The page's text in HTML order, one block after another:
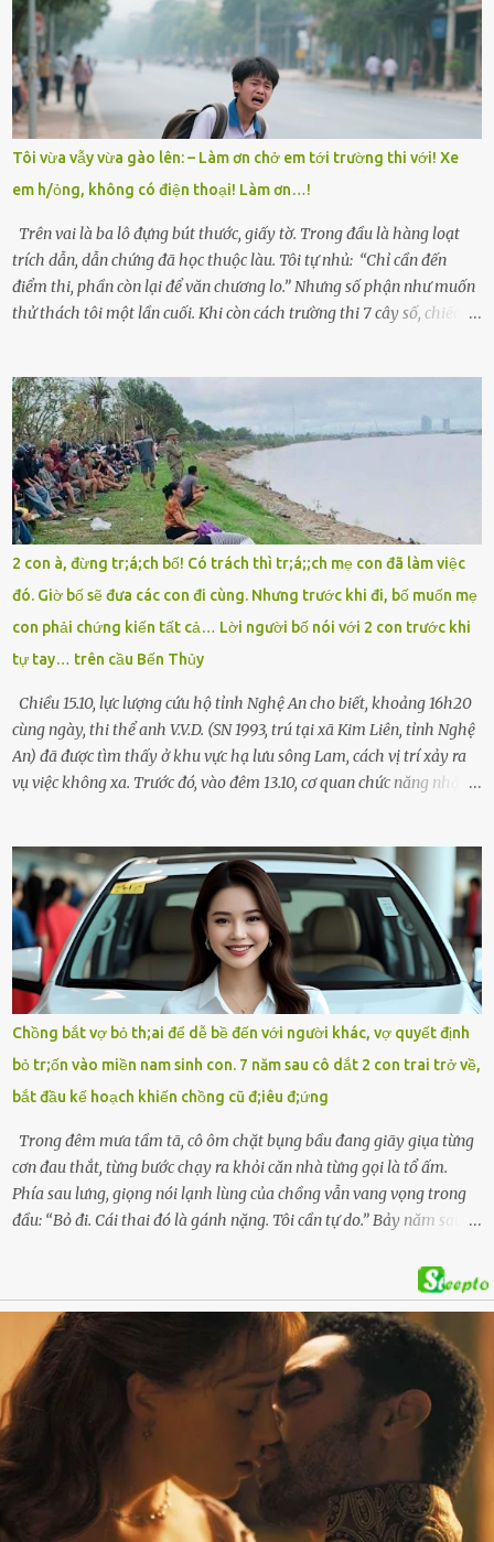
cụ Nguyễn Thị Đào – và cậu con trai cả là Trí, lúc đó mới chỉ 17 tuổi.
Trí là học sinh giỏi toàn huyện, học lớp 12 nhưng đã biết làm ruộng,
làm thuê, biết đi cày thuê từ 4h sáng rồi lại tất tả về đi học. Người
trong làng thương lắm, bảo: “Thằng Trí học giỏi mà hiền, sau này
nên ông này bà nọ đó!” Trí có ba cô em gái: Mai, Lan và Hương – ba
cái tên mẹ đặt lúc còn sống, mong tụi nhỏ sau này như hoa mai nở
giữa mùa đông. Nhưng hoa có đẹp mấy cũng cần đất màu, mà nhà
thì chỉ toàn đất sỏi đá và khốn khó. Năm đó, Trí đỗ Đại học Bách
Khoa Hà...
Tôi vừa vẫy vừa gào lên: – Làm ơn chở em tới trường thi với! Xe
em h/ỏng, không có điện thoại! Làm ơn…!
Trên vai là ba lô đựng bút thước, giấy tờ. Trong đầu là hàng loạt
trích dẫn, dẫn chứng đã học thuộc làu. Tôi tự nhủ: “Chỉ cần đến
điểm thi, phần còn lại để văn chương lo.” Nhưng số phận như muốn
thử thách tôi một lần cuối. Khi còn cách trường thi 7 cây số, chiếc xe
sực nhớ – điện thoại đang sạc, sáng nay quên mang theo! Giữa con
đường thưa thớt người qua lại, tôi hoảng loạn vẫy tay xin đi nhờ. –
Chú ơi, cháu đi thi, xe hỏng rồi! Làm ơn cho cháu đi nhờ với! – Cô ơi,
giúp cháu với, cháu không có điện thoại… Người thì lắc đầu. Người
thì tăng ga tránh xa như né một kẻ lừa đảo. Tôi gào lên giữa đường
như một kẻ mất trí. Vô ích. 6h10. Còn hơn 30 phút nữa. Trong đầu
tôi chỉ có một lựa chọn duy nhất: chạy. Tôi quăng xe vào vệ đường,
rút tờ giấy báo dự thi nhét túi áo, đeo ba lô và chạy . Chạy miết.
Chạy không ngừng. Qua ngã...
2 con à, đừng tr;á;ch bố! Có trách thì tr;á;;ch mẹ con đã làm việc
đó. Giờ bố sẽ đưa các con đi cùng. Nhưng trước khi đi, bố muốn mẹ
con phải chứng kiến tất cả… Lời người bố nói với 2 con trước khi
tự tay… trên cầu Bến Thủy
Chiều 15.10, lực lượng cứu hộ tỉnh Nghệ An cho biết, khoảng 16h20
cùng ngày, thi thể anh V.V.D. (SN 1993, trú tại xã Kim Liên, tỉnh Nghệ
An) đã được tìm thấy ở khu vực hạ lưu sông Lam, cách vị trí xảy ra
vụ việc không xa. Trước đó, vào đêm 13.10, cơ quan chức năng nhận
– rồi để lại xe máy trên cầu, ôm theo 2 con gái nhỏ nhảy xuống
sông. Người thân và hàng xóm ngóng chờ thông tin tìm kiếm 3 bố
con mất tích trên sông Lam sau vụ nhảy cầu. Ảnh: Hải Dương Tại
hiện trường, người dân phát hiện một chiếc xe máy mang biển kiểm
soát Nghệ An cùng hai chiếc cặp học sinh. Ngay trong đêm, lực
lượng chức năng phối hợp cùng các đội cứu hộ tình nguyện triển
khai tìm kiếm. Danh tính các nạn nhân được xác định là anh V.V.D.
và 2 con gái là cháu V.H.B. (SN 2020) và V.G.T. (SN 2021). Hai cháu là
con của anh D. và chị B.T.Y. (SN 1999). Lực lượng cứu hộ đã tiến hành
bàn giao t...
Chồng bắt vợ bỏ th;ai để dễ bề đến với người khác, vợ quyết định
bỏ tr;ốn vào miền nam sinh con. 7 năm sau cô dắt 2 con trai trở về,
bắt đầu kế hoạch khiến chồng cũ đ;iêu đ;ứng
Trong đêm mưa tầm tã, cô ôm chặt bụng bầu đang giãy giụa từng
cơn đau thắt, từng bước chạy ra khỏi căn nhà từng gọi là tổ ấm.
Phía sau lưng, giọng nói lạnh lùng của chồng vẫn vang vọng trong
đầu: “Bỏ đi. Cái thai đó là gánh nặng. Tôi cần tự do.” Bảy năm sau,
kế hoạch được chuẩn bị kỹ lưỡng để người đàn ông phản bội ấy
phải trả giá … Hà Nội, mùa thu năm 2018, cái lạnh len lỏi qua từng
khe cửa gỗ cũ kỹ. Trong một căn biệt thự sang trọng ở phố Tây Hồ,
Ngọc Anh ngồi lặng lẽ trên ghế sofa, tay đặt lên bụng – nơi hai sinh
linh bé bỏng đang lớn dần từng ngày. Cô chưa bao giờ nghĩ mình sẽ
phải sống trong sợ hãi khi mang thai, đặc biệt là sợ… chính chồng
mình. Trí – người chồng mà cô từng yêu đến mù quáng, đã không
còn là người đàn ông của ngày đầu. Thành đạt, quyền lực, nhưng
cũng dối trá và lạnh lùng. Gần đây, anh hay về muộn, thậm chí có
đêm không về. Và rồi, trong một bữa cơm tối vắng lặng, Trí ném
xuống bàn ly n...